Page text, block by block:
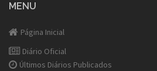
MENU
Página Inicial
Diário Oficial
Últimos Diários Publicados